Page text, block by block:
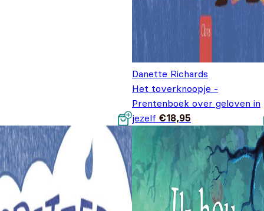
Danette Richards
Het toverknoopje -
Prentenboek over geloven in
jezelf €18,95